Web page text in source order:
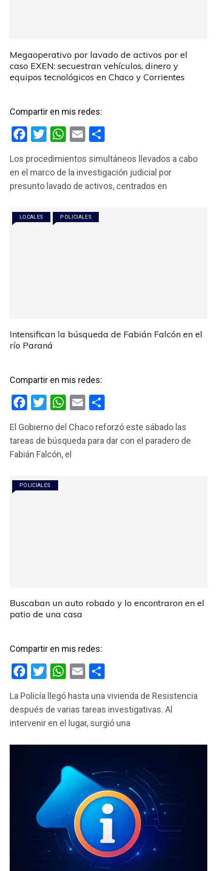
Megaoperativo por lavado de activos por el
caso EXEN: secuestran vehículos, dinero y
equipos tecnológicos en Chaco y Corrientes
Compartir en mis redes:
F
ce
b
o
k
T
tt
er
W
at
s
p
p
E
ail m
p
ar
Los procedimientos simultáneos llevados a cabo
en el marco de la investigación judicial por
presunto lavado de activos, centrados en
LOCALES POLICIALES
Intensifican la búsqueda de Fabián Falcón en el
río Paraná
Compartir en mis redes:
F
ce
b
o
k
T
tt
er
W
at
s
E
ail m
p
El Gobierno del Chaco reforzó este sábado las
tareas de búsqueda para dar con el paradero de
Fabián Falcón, el
POLICIALES
Buscaban un auto robado y lo encontraron en el
patio de una casa
Compartir en mis redes:
F
ce
b
o
T
tt
er
W
at
s
A
p
p
E
ail m
p
ar
tir
La Policía llegó hasta una vivienda de Resistencia
después de varias tareas investigativas. Al
intervenir en el lugar, surgió una